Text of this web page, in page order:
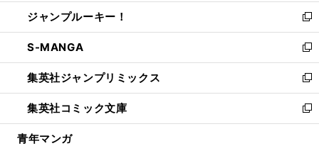
く
で
開
く
ン
ド
ウ
で
開
く
ウ
ィ
ン
ド
ウ
で
開
く
し
い
ウ
ィ
ン
ド
ウ
で
開
ジャンプルーキー！
新
し
い
ウ
ィ
ン
ド
ウ
S-MANGA
新
し
い
ウ
ィ
ン
集英社ジャンプリミックス
新
し
い
ウ
集英社コミック文庫
新
し
青年マンガ